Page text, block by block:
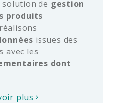
solution de gestion
produits
issues des
avec les
dont
plus